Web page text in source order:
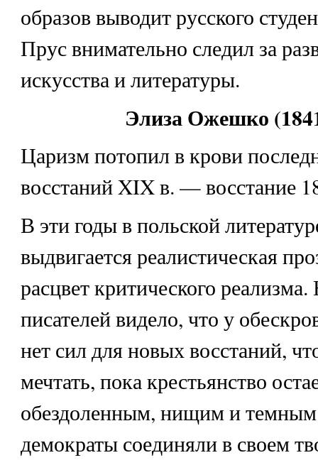
образов выводит русского
Прус внимательно следил за
искусства и литературы.
Элиза Ожешко
Царизм потопил в крови
восстаний XIX в. — восстание
В эти годы в польской
выдвигается реалистическая
расцвет критического
писателей видело, что у
нет сил для новых восстаний,
мечтать, пока крестьянство
обездоленным, нищим и
демократы соединяли в своем